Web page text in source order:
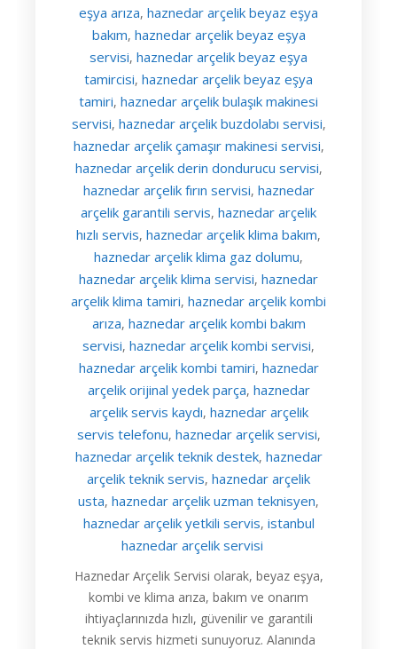
eşya arıza, haznedar arçelik beyaz eşya
bakım, haznedar arçelik beyaz eşya
servisi, haznedar arçelik beyaz eşya
tamircisi, haznedar arçelik beyaz eşya
tamiri, haznedar arçelik bulaşık makinesi
servisi, haznedar arçelik buzdolabı servisi,
haznedar arçelik çamaşır makinesi servisi,
haznedar arçelik derin dondurucu servisi,
haznedar arçelik fırın servisi, haznedar
arçelik garantili servis, haznedar arçelik
hızlı servis, haznedar arçelik klima bakım,
haznedar arçelik klima gaz dolumu,
haznedar arçelik klima servisi, haznedar
arçelik klima tamiri, haznedar arçelik kombi
arıza, haznedar arçelik kombi bakım
servisi, haznedar arçelik kombi servisi,
haznedar arçelik kombi tamiri, haznedar
arçelik orijinal yedek parça, haznedar
arçelik servis kaydı, haznedar arçelik
servis telefonu, haznedar arçelik servisi,
haznedar arçelik teknik destek, haznedar
arçelik teknik servis, haznedar arçelik
usta, haznedar arçelik uzman teknisyen,
haznedar arçelik yetkili servis, istanbul
haznedar arçelik servisi
Haznedar Arçelik Servisi olarak, beyaz eşya,
kombi ve klima arıza, bakım ve onarım
ihtiyaçlarınızda hızlı, güvenilir ve garantili
teknik servis hizmeti sunuyoruz. Alanında